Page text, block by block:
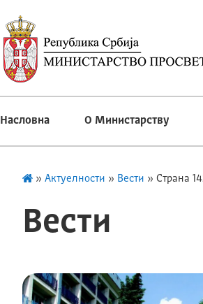
Насловна О Министарству
» Актуелности » Вести » Страна
Вести